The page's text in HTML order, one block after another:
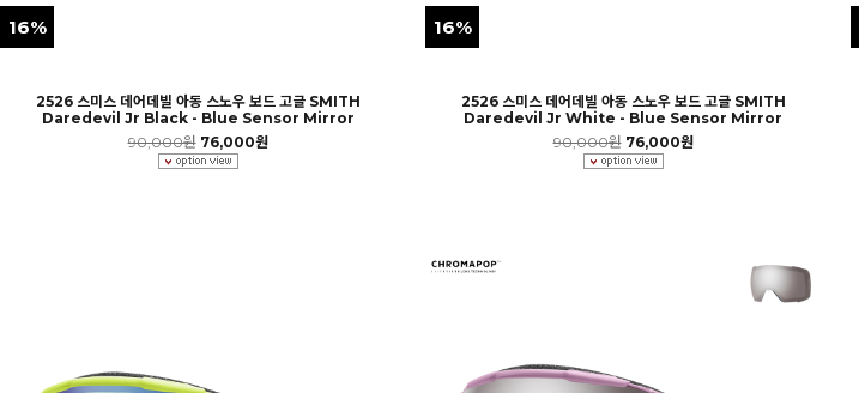
16%
2526 스미스 데어데빌 아동 스노우 보드 고글 SMITH
Daredevil Jr Black - Blue Sensor Mirror
90,000원 76,000원
16%
2526 스미스 데어데빌 아동 스노우 보드 고글 SMITH
Daredevil Jr White - Blue Sensor Mirror
90,000원 76,000원